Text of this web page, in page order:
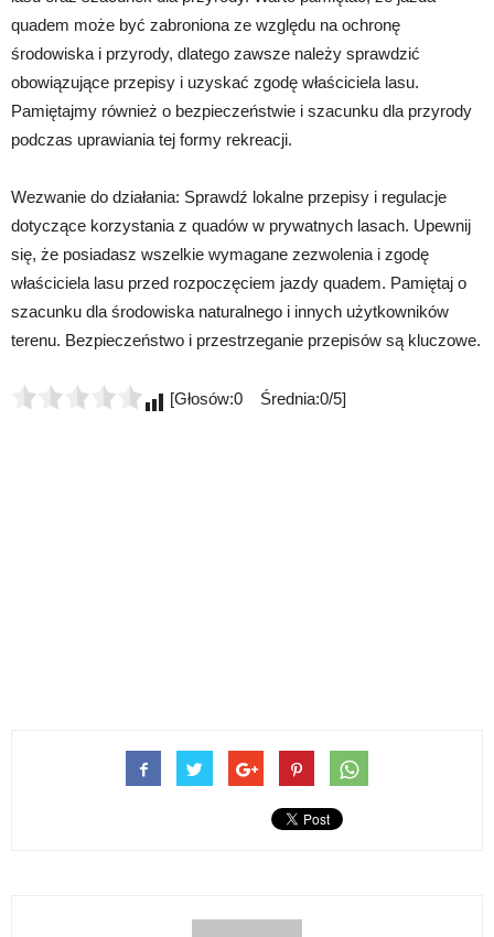
quadem może być zabroniona ze względu na ochronę
środowiska i przyrody, dlatego zawsze należy sprawdzić
obowiązujące przepisy i uzyskać zgodę właściciela lasu.
Pamiętajmy również o bezpieczeństwie i szacunku dla przyrody
podczas uprawiania tej formy rekreacji.
Wezwanie do działania: Sprawdź lokalne przepisy i regulacje
dotyczące korzystania z quadów w prywatnych lasach. Upewnij
się, że posiadasz wszelkie wymagane zezwolenia i zgodę
właściciela lasu przed rozpoczęciem jazdy quadem. Pamiętaj o
szacunku dla środowiska naturalnego i innych użytkowników
terenu. Bezpieczeństwo i przestrzeganie przepisów są kluczowe.
[Głosów:0 Średnia:0/5]